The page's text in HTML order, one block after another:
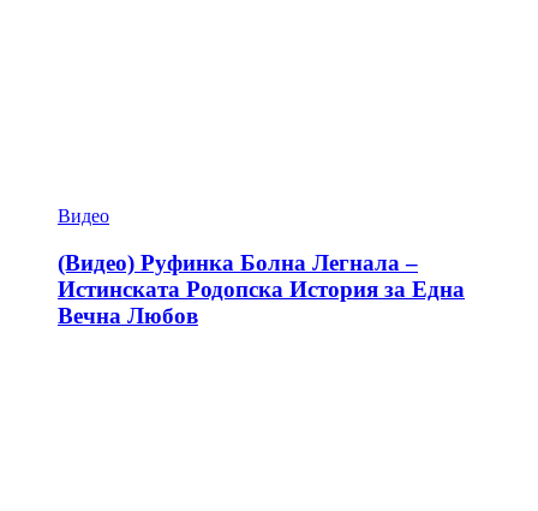
Видео
(Видео) Руфинка Болна Легнала –
Истинската Родопска История за Една
Вечна Любов